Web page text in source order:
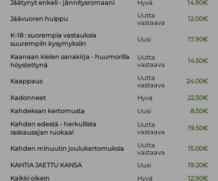
Jäätynyt enkeli - jännitysromaani
Hyvä 14.90€
Jäävuoren huippu
Uutta
vastaava
12.00€
K-18 : suorempia vastauksia
suurempiin kysymyksiin
Uusi 17.90€
Kaanaan kielen sanakirja - huumorilla
höystettynä
Uutta
vastaava
14.50€
Kaappaus
Uutta
vastaava
24.00€
Kadonneet Hyvä
22.50€
Kahdeksan kertomusta
Uusi
8.50€
Kahden edestä - herkullista
raskausajan ruokaa!
Uutta
vastaava
19.50€
Kahden minuutin joulukertomuksia
Uutta
vastaava
15.00€
KAHTIA JAETTU KANSA Uusi
19.20€
Kaikki oikein
Hyvä 12.90€